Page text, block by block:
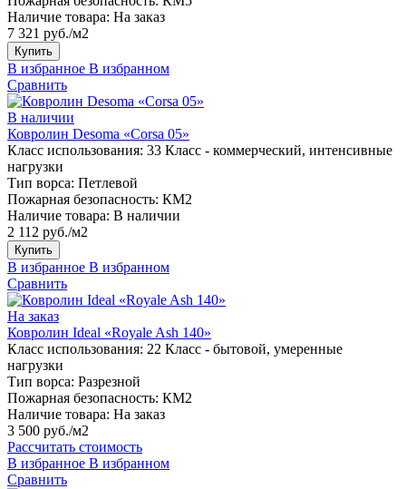
Наличие товара: На заказ
7 321 руб./м2
Купить
В избранное В избранном
Сравнить
В наличии
Ковролин Desoma «Corsa 05»
Класс использования: 33 Класс - коммерческий, интенсивные
нагрузки
Тип ворса: Петлевой
Пожарная безопасность: КМ2
Наличие товара: В наличии
2 112 руб./м2
Купить
В избранное В избранном
Сравнить
На заказ
Ковролин Ideal «Royale Ash 140»
Класс использования: 22 Класс - бытовой, умеренные
нагрузки
Тип ворса: Разрезной
Пожарная безопасность: КМ2
Наличие товара: На заказ
3 500 руб./м2
Рассчитать стоимость
В избранное В избранном
Сравнить